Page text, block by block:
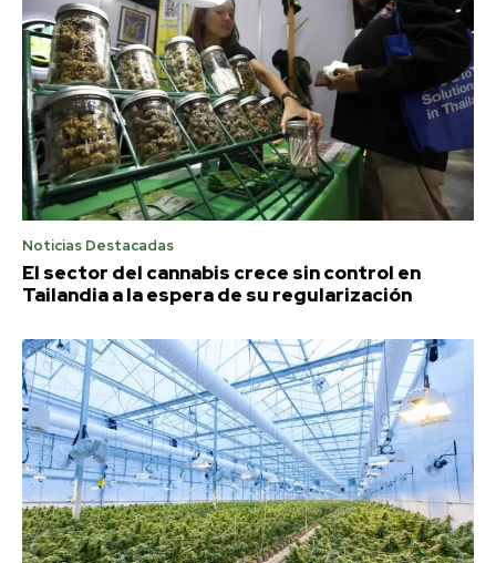
Noticias Destacadas
El sector del cannabis crece sin control en
Tailandia a la espera de su regularización